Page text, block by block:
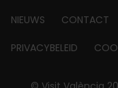
Footer
about
NIEUWS CONTACT
PRIVACYBELEID